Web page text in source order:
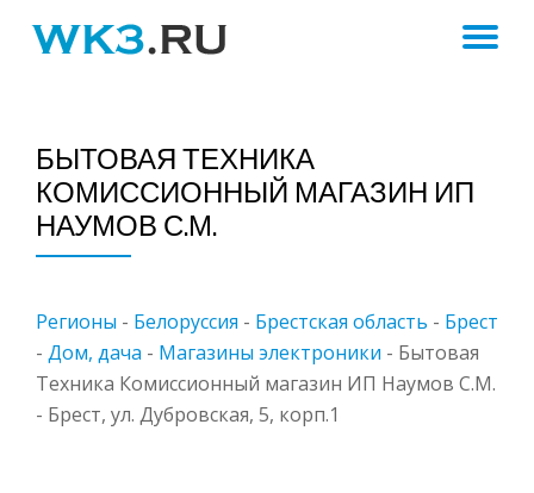
БЫТОВАЯ ТЕХНИКА
КОМИССИОННЫЙ МАГАЗИН ИП
НАУМОВ С.М.
Регионы - Белоруссия - Брестская область - Брест
- Дом, дача - Магазины электроники - Бытовая
Техника Комиссионный магазин ИП Наумов С.М.
- Брест, ул. Дубровская, 5, корп.1